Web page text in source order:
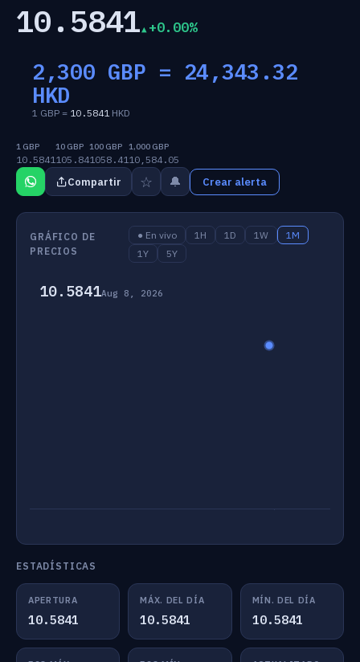
10.5841 +0.00%
2,300 GBP = 24,343.32
HKD
1 GBP = 10.5841HKD
1 GBP
10.5841
10 GBP
105.84
100 GBP
1058.41
1,000 GBP
10,584.05
Compartir ☆ 🔔 Crear alerta
GRÁFICO DE
PRECIOS
● En vivo 1H 1D 1W
1M
1Y
5Y
10.5841Aug 8, 2026
ESTADÍSTICAS
APERTURA
10.5841
MÁX. DEL DÍA
10.5841
MÍN. DEL DÍA
10.5841